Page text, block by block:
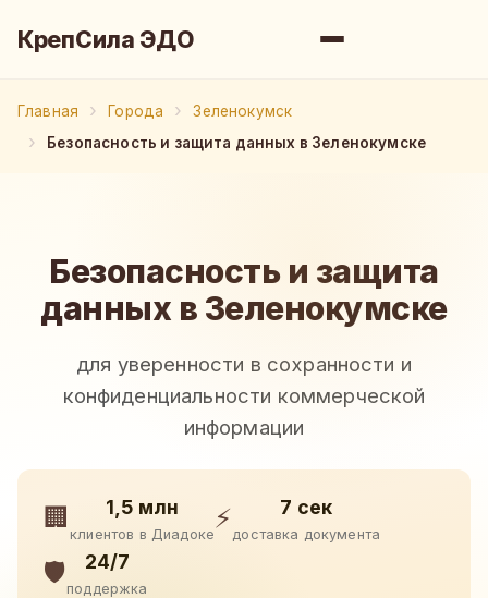
КрепСила ЭДО
Главная Города
Зеленокумск
Безопасность и защита данных в Зеленокумске
Безопасность и защита
данных в Зеленокумске
для уверенности в сохранности и
конфиденциальности коммерческой
информации
🏢 1,5 млн
клиентов в Диадоке
⚡ 7 сек
доставка документа
🛡️ 24/7
поддержка